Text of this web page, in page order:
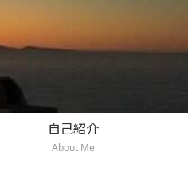
自己紹介
About Me